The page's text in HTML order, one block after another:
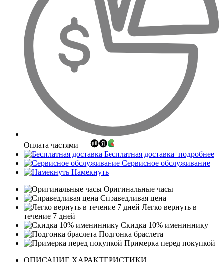
Оплата частями
Бесплатная доставка подробнее
Сервисное обслуживание
Намекнуть
Оригинальные часы
Справедливая цена
Легко вернуть в
течение 7 дней
Скидка 10% имениннику
Подгонка браслета
Примерка перед покупкой
ОПИСАНИЕ ХАРАКТЕРИСТИКИ